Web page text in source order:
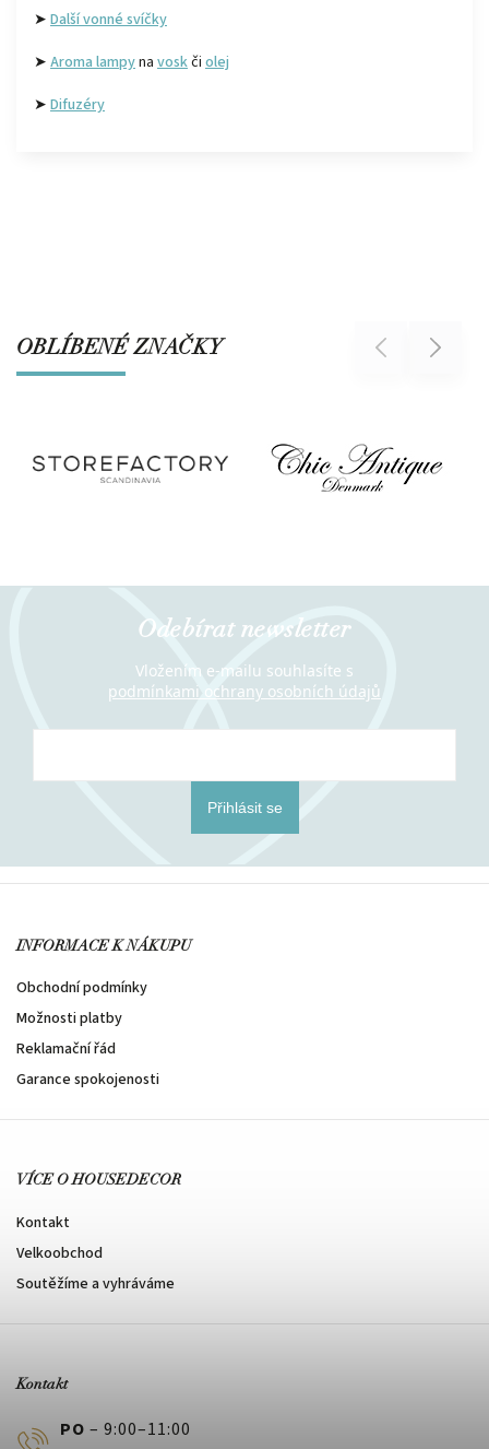
➤ Další vonné svíčky
➤ Aroma lampyna voskči olej
➤ Difuzéry
OBLÍBENÉ ZNAČKY Previous Next
Odebírat newsletter
Vložením e-mailu souhlasíte s
podmínkami ochrany osobních údajů
Přihlásit se
INFORMACE K NÁKUPU
Obchodní podmínky
Možnosti platby
Reklamační řád
Garance spokojenosti
VÍCE O HOUSEDECOR
Kontakt
Velkoobchod
Soutěžíme a vyhráváme
Kontakt
PO – 9:00–11:00